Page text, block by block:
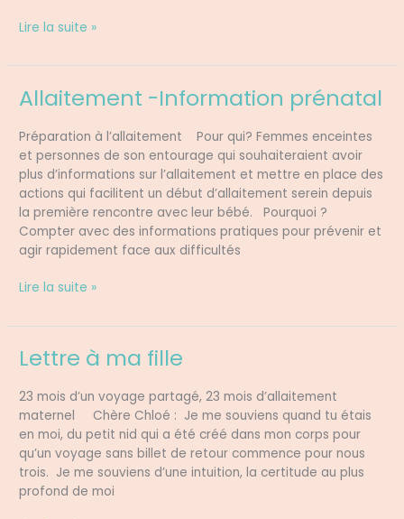
Lire la suite »
Allaitement -Information prénatal
Préparation à l’allaitement Pour qui? Femmes enceintes
et personnes de son entourage qui souhaiteraient avoir
plus d’informations sur l’allaitement et mettre en place des
actions qui facilitent un début d’allaitement serein depuis
la première rencontre avec leur bébé. Pourquoi ?
Compter avec des informations pratiques pour prévenir et
agir rapidement face aux difficultés
Allaitement
Information
prénatal
Lire la suite »
Lettre à ma fille
23 mois d’un voyage partagé, 23 mois d’allaitement
maternel Chère Chloé : Je me souviens quand tu étais
en moi, du petit nid qui a été créé dans mon corps pour
qu’un voyage sans billet de retour commence pour nous
trois. Je me souviens d’une intuition, la certitude au plus
profond de moi
Lettre
ma
fille